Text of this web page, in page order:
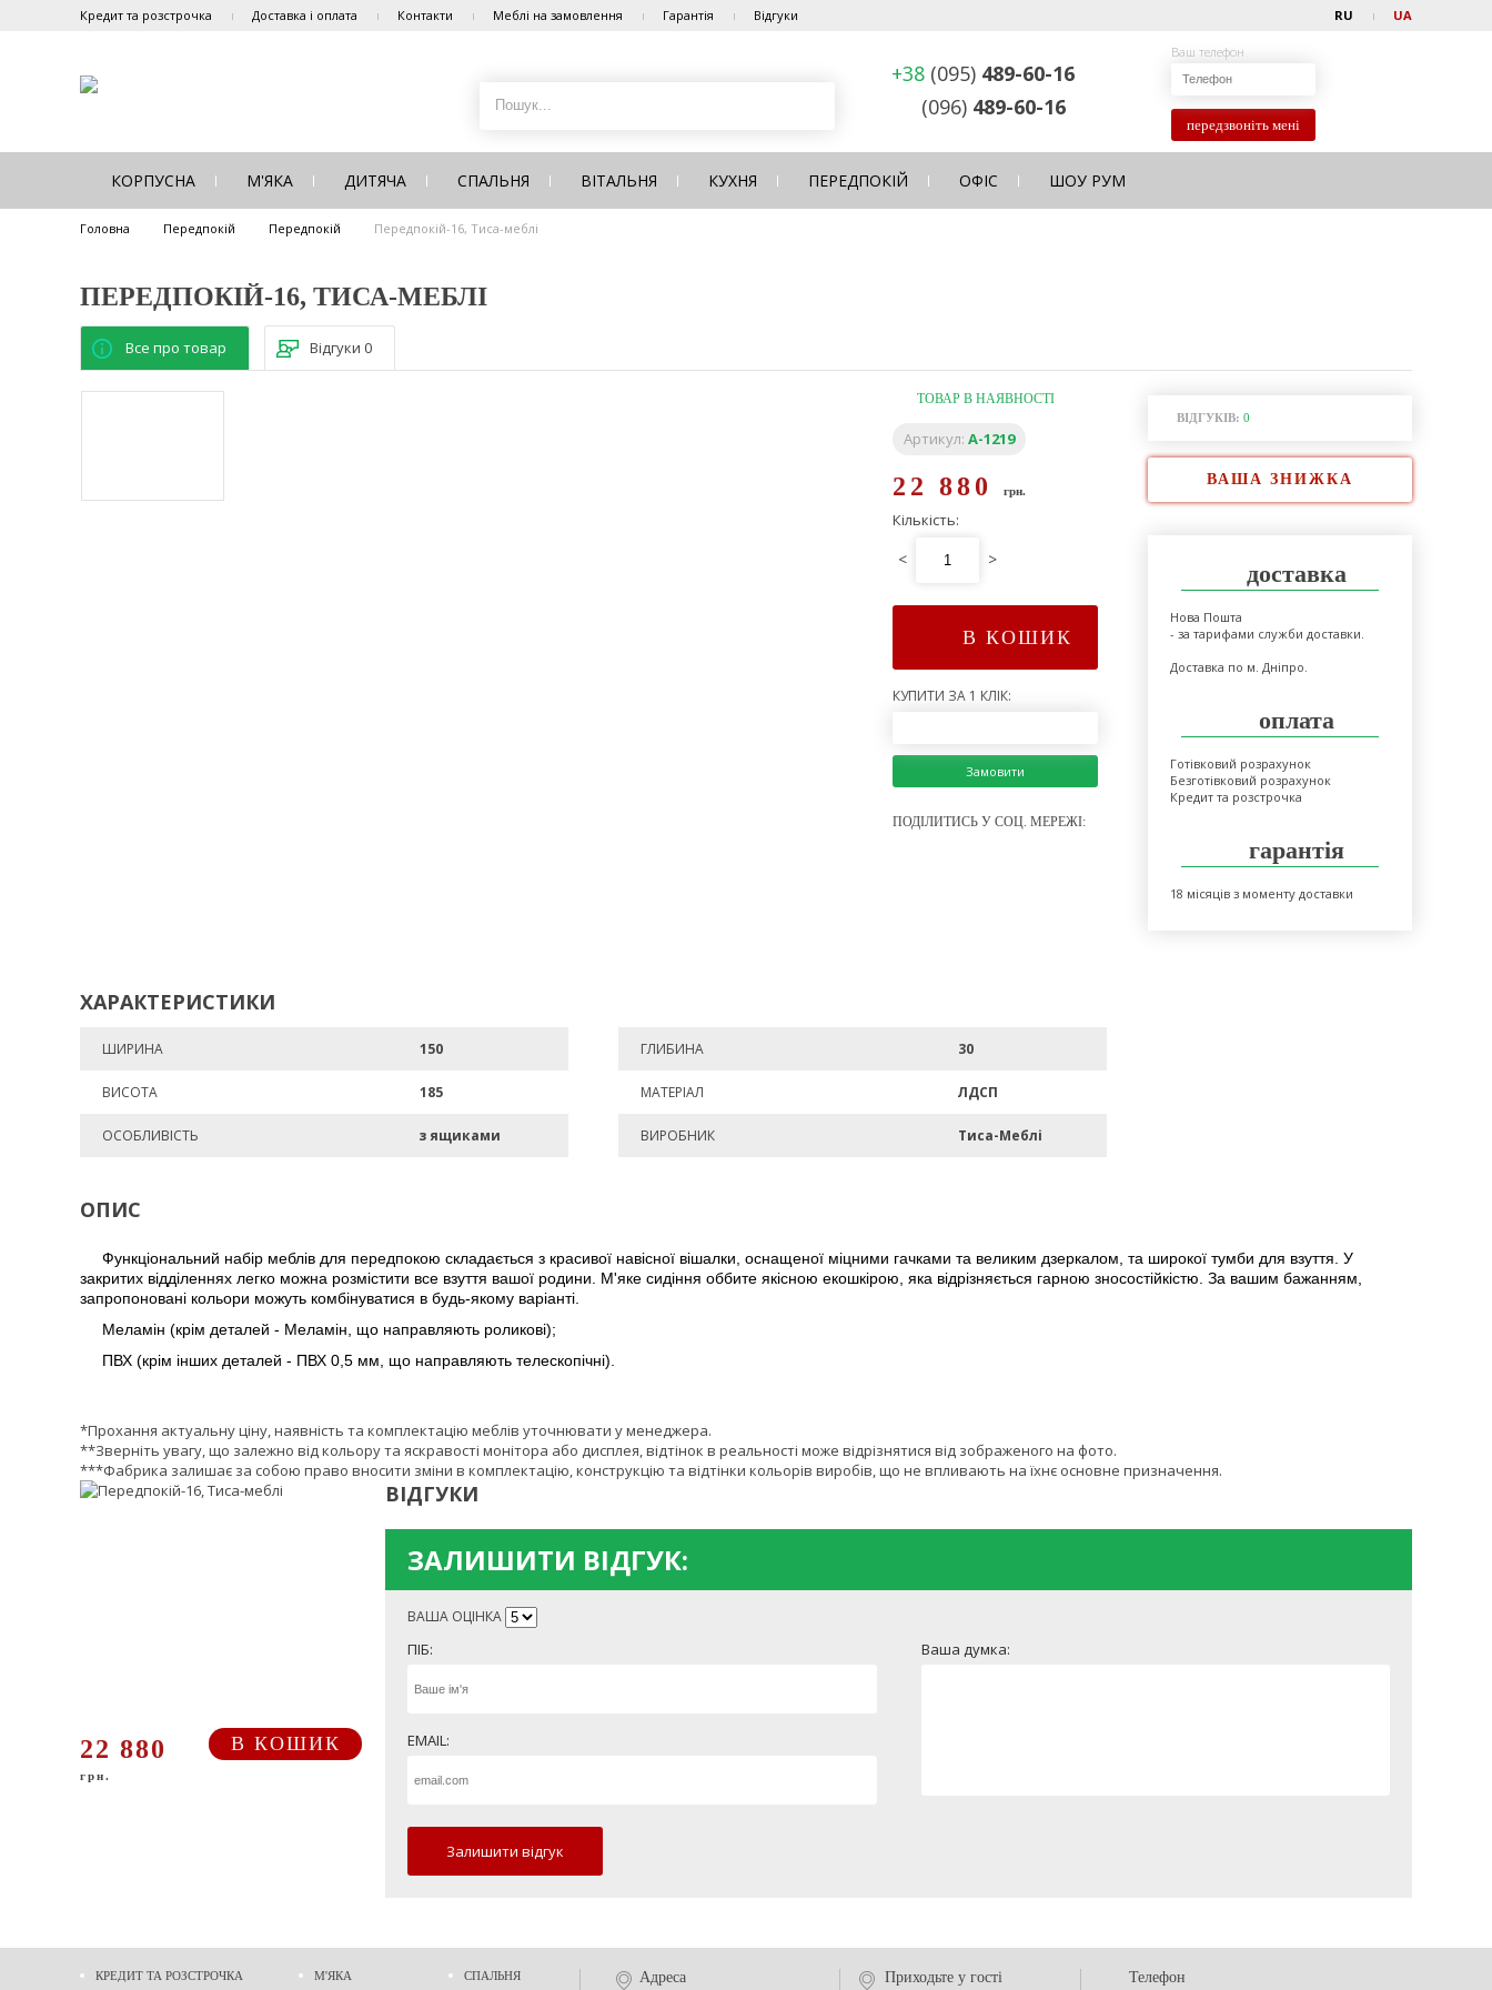
Кредит та розстрочка Доставка і оплата Контакти Меблі на замовлення Гарантія Відгуки RU UA
+38 (095) 489-60-16
(096) 489-60-16
Ваш телефон
передзвоніть мені
КОРПУСНА М'ЯКА ДИТЯЧА СПАЛЬНЯ ВІТАЛЬНЯ КУХНЯ ПЕРЕДПОКІЙ ОФІС ШОУ РУМ
Головна Передпокій Передпокій Передпокій-16, Тиса-меблі
ПЕРЕДПОКІЙ-16, ТИСА-МЕБЛІ
Все про товар Відгуки 0
ТОВАР В НАЯВНОСТІ
Артикул: A-1219
22 880 грн.
Кількість:
< >
В КОШИК
КУПИТИ ЗА 1 КЛІК:
Замовити
ПОДІЛИТИСЬ У СОЦ. МЕРЕЖІ:
ВІДГУКІВ: 0
ВАША ЗНИЖКА
доставка
Нова Пошта
- за тарифами служби доставки.
Доставка по м. Дніпро.
оплата
Готівковий розрахунок
Безготівковий розрахунок
Кредит та розстрочка
гарантія
18 місяців з моменту доставки
ХАРАКТЕРИСТИКИ
ШИРИНА 150 ГЛИБИНА 30
ВИСОТА 185 МАТЕРІАЛ ЛДСП
ОСОБЛИВІСТЬ з ящиками ВИРОБНИК Тиса-Меблі
ОПИС
Функціональний набір меблів для передпокою складається з красивої навісної вішалки, оснащеної міцними гачками та великим дзеркалом, та широкої тумби для взуття. У
закритих відділеннях легко можна розмістити все взуття вашої родини. М'яке сидіння оббите якісною екошкірою, яка відрізняється гарною зносостійкістю. За вашим бажанням,
запропоновані кольори можуть комбінуватися в будь-якому варіанті.
Меламін (крім деталей - Меламін, що направляють роликові);
ПВХ (крім інших деталей - ПВХ 0,5 мм, що направляють телескопічні).
*Прохання актуальну ціну, наявність та комплектацію меблів уточнювати у менеджера.
**Зверніть увагу, що залежно від кольору та яскравості монітора або дисплея, відтінок в реальності може відрізнятися від зображеного на фото.
***Фабрика залишає за собою право вносити зміни в комплектацію, конструкцію та відтінки кольорів виробів, що не впливають на їхнє основне призначення.
22 880
грн.
В КОШИК
ВІДГУКИ
ЗАЛИШИТИ ВІДГУК:
ВАША ОЦІНКА
ПІБ:
EMAIL:
Ваша думка:
Залишити відгук
КРЕДИТ ТА РОЗСТРОЧКА М'ЯКА СПАЛЬНЯ Адреса Приходьте у гості Телефон